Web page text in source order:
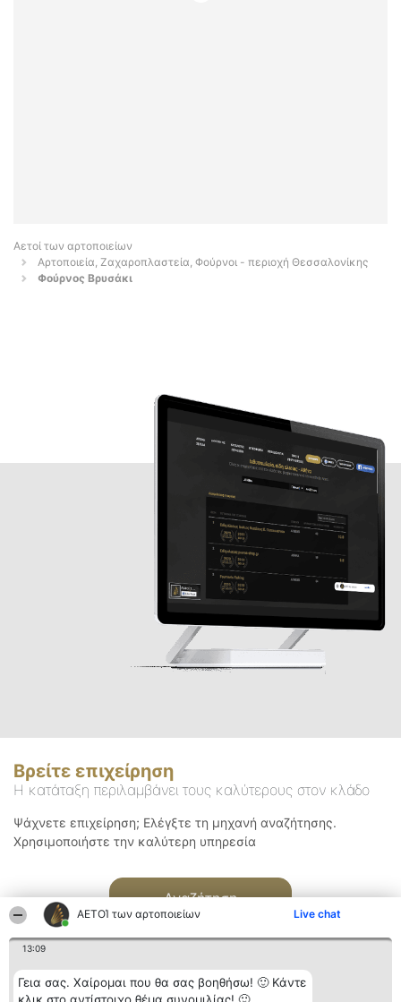
ΑΕΤΟΊ των αρτοποιείων Live chat
13:09
Γεια σας. Χαίρομαι που θα σας βοηθήσω! 🙂 Κάντε
Αετοί των αρτοποιείων
Αρτοποιεία, Ζαχαροπλαστεία, Φούρνοι - περιοχή Θεσσαλονίκης
Φούρνος Βρυσάκι
Βρείτε επιχείρηση
Η κατάταξη περιλαμβάνει τους καλύτερους στον κλάδο
Ψάχνετε επιχείρηση; Ελέγξτε τη μηχανή αναζήτησης.
Χρησιμοποιήστε την καλύτερη υπηρεσία
Αναζήτηση